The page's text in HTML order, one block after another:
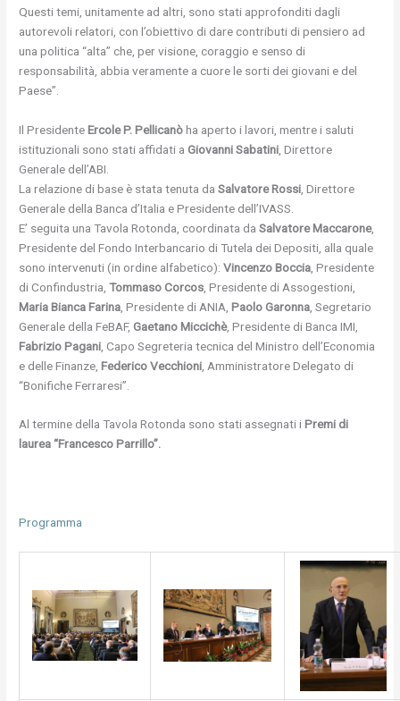
Questi temi, unitamente ad altri, sono stati approfonditi dagli
autorevoli relatori, con l’obiettivo di dare contributi di pensiero ad
una politica “alta” che, per visione, coraggio e senso di
responsabilità, abbia veramente a cuore le sorti dei giovani e del
Paese”.
Il PresidenteErcole P. Pellicanòha aperto i lavori, mentre i saluti
istituzionali sono stati affidati aGiovanni Sabatini , Direttore
Generale dell’ABI.
La relazione di base è stata tenuta daSalvatore Rossi , Direttore
Generale della Banca d’Italia e Presidente dell’IVASS.
E’ seguita una Tavola Rotonda, coordinata daSalvatore Maccarone,
Presidente del Fondo Interbancario di Tutela dei Depositi, alla quale
sono intervenuti (in ordine alfabetico):Vincenzo Boccia , Presidente
di Confindustria,Tommaso Corcos , Presidente di Assogestioni,
Maria Bianca Farina , Presidente di ANIA,Paolo Garonna , Segretario
Generale della FeBAF,Gaetano Miccichè, Presidente di Banca IMI,
Fabrizio Pagani , Capo Segreteria tecnica del Ministro dell’Economia
e delle Finanze,Federico Vecchioni , Amministratore Delegato di
‘‘Bonifiche Ferraresi’’.
Al termine della Tavola Rotonda sono stati assegnati iPremi di
laurea “Francesco Parrillo”.
Programma